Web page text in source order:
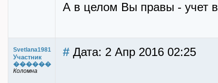
А в целом Вы правы - учет
Svetlana1981
Участник
������
Коломна
# Дата: 2 Апр 2016 02:25